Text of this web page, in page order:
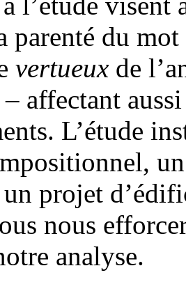
parenté du mot
vertueux de
– affectant
L’étude
projet
nous
analyse.